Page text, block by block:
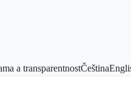
a transparentnostČeština